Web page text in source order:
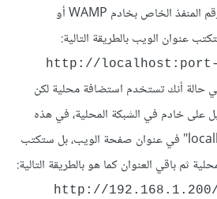
: في حالة أنك غيرت رقم المنفذ الخاص بخادم WAMP أو
http://localhost:port-
حالة أنك تستخدم استضافة محلية لكن
خادم في الشبكة المحلية، في هذه
الحالة لن تكتب كلمة "localhost" في عنوان صفحة الويب، بل ستكتب
http://